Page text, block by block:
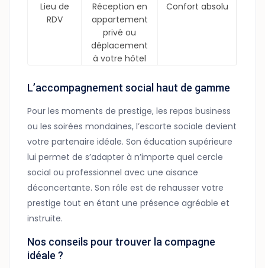
Lieu de
RDV
Réception en
appartement
privé ou
déplacement
à votre hôtel
Confort absolu
L’accompagnement social haut de gamme
Pour les moments de prestige, les repas business
ou les soirées mondaines, l’escorte sociale devient
votre partenaire idéale. Son éducation supérieure
lui permet de s’adapter à n’importe quel cercle
social ou professionnel avec une aisance
déconcertante. Son rôle est de rehausser votre
prestige tout en étant une présence agréable et
instruite.
Nos conseils pour trouver la compagne
idéale ?